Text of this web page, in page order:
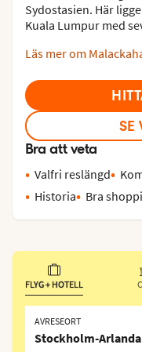
Sydostasien. Här
Kuala Lumpur med
Läs mer om
SE
Bra att veta
Valfri reslängd
Historia
Bra
FLYG + HOTELL
AVRESEORT
Stockholm-Arlanda